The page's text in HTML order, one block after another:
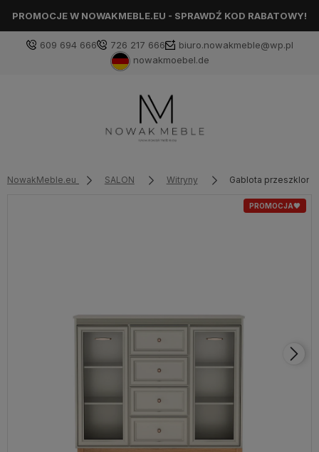
PROMOCJE W NOWAKMEBLE.EU - SPRAWDŹ KOD RABATOWY!
609 694 666 726 217 666
biuro.nowakmeble@wp.pl
nowakmoebel.de
NowakMeble.eu SALON Witryny Gablota
PROMOCJA🖤